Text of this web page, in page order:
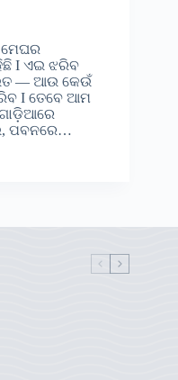
ମେଘର
I ଏଇ ଝରିବ
— ଆଉ କେଉଁ
I ତେବେ ଆମ
ପବନରେ…